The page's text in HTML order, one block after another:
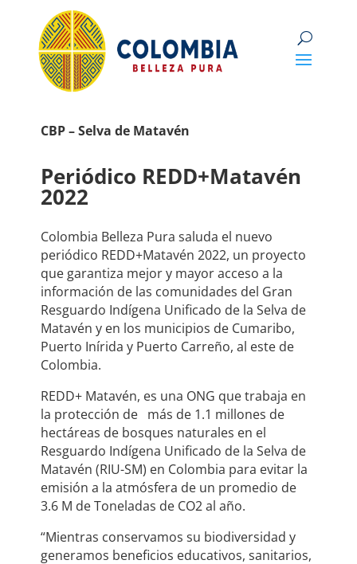
CBP – Selva de Matavén
Periódico REDD+Matavén
2022
Colombia Belleza Pura saluda el nuevo
periódico REDD+Matavén 2022, un proyecto
que garantiza mejor y mayor acceso a la
información de las comunidades del Gran
Resguardo Indígena Unificado de la Selva de
Matavén y en los municipios de Cumaribo,
Puerto Inírida y Puerto Carreño, al este de
Colombia.
REDD+ Matavén, es una ONG que trabaja en
la protección de más de 1.1 millones de
hectáreas de bosques naturales en el
Resguardo Indígena Unificado de la Selva de
Matavén (RIU-SM) en Colombia para evitar la
emisión a la atmósfera de un promedio de
3.6 M de Toneladas de CO2 al año.
“Mientras conservamos su biodiversidad y
generamos beneficios educativos, sanitarios,